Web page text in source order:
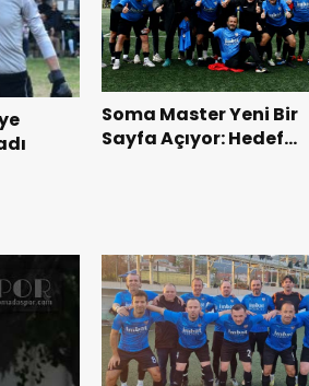
Soma Master Yeni Bir
Sayfa Açıyor: Hedef